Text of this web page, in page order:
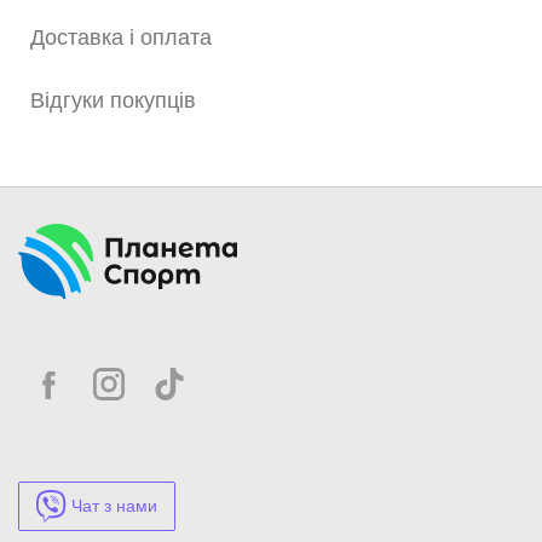
Доставка і оплата
Відгуки покупців
Чат з нами